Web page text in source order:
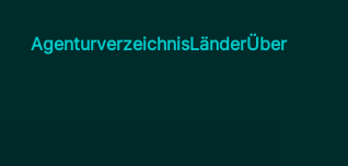
AgenturverzeichnisLänderÜber